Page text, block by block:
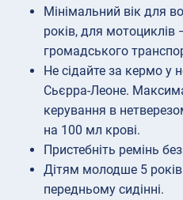
Мінімальний вік для
років, для мотоциклів
громадського
Не сідайте за кермо у
Сьєрра-Леоне.
керування в
на 100 мл крові.
Пристебніть ремінь
Дітям молодше 5
передньому сидінні.